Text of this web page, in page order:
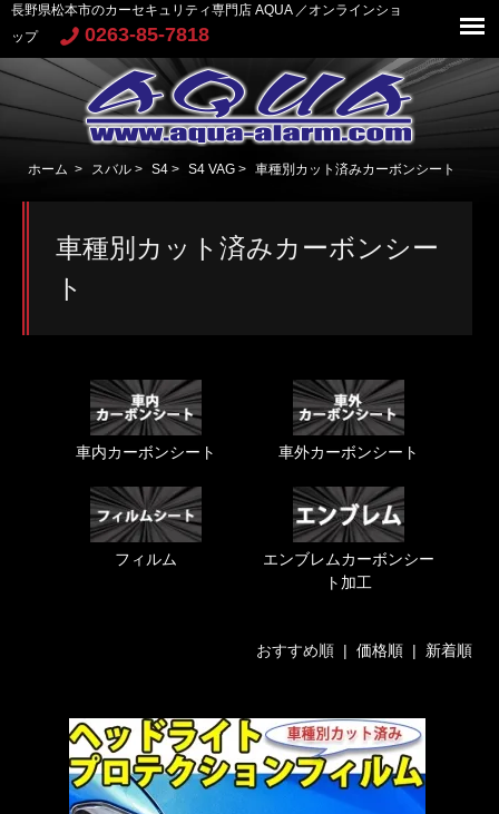
長野県松本市のカーセキュリティ専門店 AQUA ／オンラインショ
ップ
0263-85-7818
ホーム > スバル > S4 > S4 VAG > 車種別カット済みカーボンシート
車種別カット済みカーボンシー
ト
車内カーボンシート 車外カーボンシート
フィルム
エンブレムカーボンシー
ト加工
おすすめ順 | 価格順| 新着順